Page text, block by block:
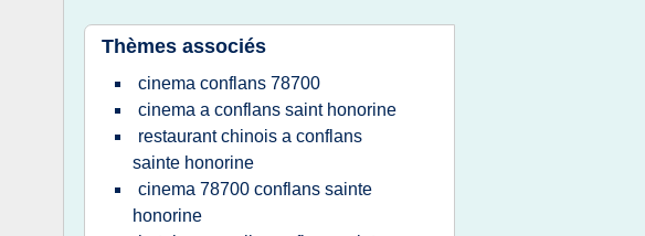
Thèmes associés
cinema conflans 78700
cinema a conflans saint honorine
restaurant chinois a conflans
sainte honorine
cinema 78700 conflans sainte
honorine